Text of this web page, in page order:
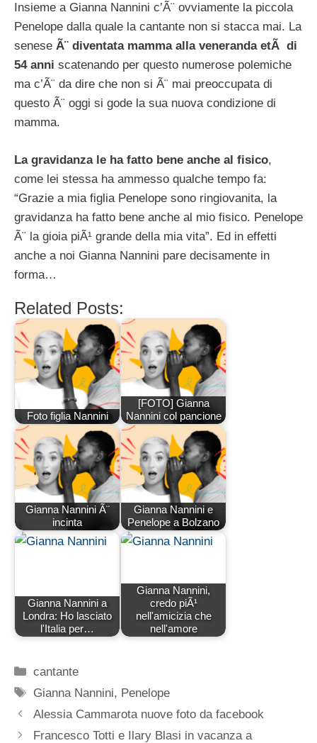
Insieme a Gianna Nannini c’Ã¨ ovviamente la piccola
Penelope dalla quale la cantante non si stacca mai. La
senese Ã¨ diventata mamma alla veneranda etÃ di
54 anni scatenando per questo numerose polemiche
ma c’Ã¨ da dire che non si Ã¨ mai preoccupata di
questo Ã¨ oggi si gode la sua nuova condizione di
mamma.
La gravidanza le ha fatto bene anche al fisico,
come lei stessa ha ammesso qualche tempo fa:
“Grazie a mia figlia Penelope sono ringiovanita, la
gravidanza ha fatto bene anche al mio fisico. Penelope
Ã¨ la gioia piÃ¹ grande della mia vita”. Ed in effetti
anche a noi Gianna Nannini pare decisamente in
forma…
Related Posts:
Foto figlia Nannini
[FOTO] Gianna
Nannini col pancione
Gianna Nannini Ã¨
incinta
Gianna Nannini e
Penelope a Bolzano
Gianna Nannini a
Londra: Ho lasciato
l'Italia per…
Gianna Nannini,
credo piÃ¹
nell'amicizia che
nell'amore
Categorie
cantante
Tag
Gianna Nannini, Penelope
Alessia Cammarota nuove foto da facebook
Francesco Totti e Ilary Blasi in vacanza a